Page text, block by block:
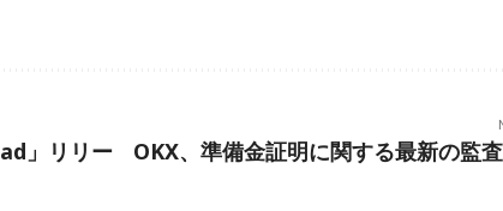
」リリー
OKX、準備金証明に関する最新の監